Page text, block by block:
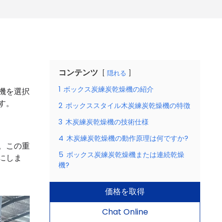
を選択
この重
しま
コンテンツ 隠れる
1 ボックス炭練炭乾燥機の紹介
2 ボックススタイル木炭練炭乾燥機の特徴
3 木炭練炭乾燥機の技術仕様
4 木炭練炭乾燥機の動作原理は何ですか?
5 ボックス炭練炭乾燥機または連続乾燥
機?
価格を取得
Chat Online